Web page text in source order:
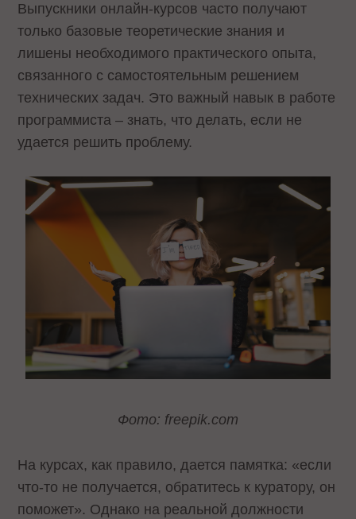
Выпускники онлайн-курсов часто получают
только базовые теоретические знания и
лишены необходимого практического опыта,
связанного с самостоятельным решением
технических задач. Это важный навык в работе
программиста – знать, что делать, если не
удается решить проблему.
Фото: freepik.com
На курсах, как правило, дается памятка: «если
что-то не получается, обратитесь к куратору, он
поможет». Однако на реальной должности